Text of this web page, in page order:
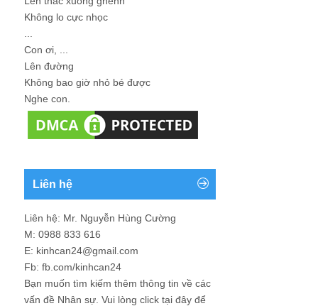
Không lo cực nhọc
Con ơi, ...
Lên đường
Không bao giờ nhỏ bé được
Nghe con.
Liên hệ
Liên hệ: Mr. Nguyễn Hùng Cường
M: 0988 833 616
E: kinhcan24@gmail.com
Fb: fb.com/kinhcan24
Bạn muốn tìm kiếm thêm thông tin về các
vấn đề Nhân sự . Vui lòng click tại đây để